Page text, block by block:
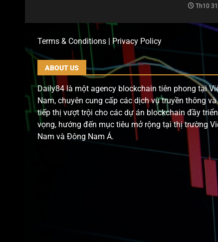
Th10
Terms & Conditions | Privacy Policy
ABOUT US
Daily84 là một agency blockchain tiên phong tại
Nam, chuyên cung cấp các dịch vụ truyền thông và
tiếp thị vượt trội cho các dự án blockchain đầy triển
vọng, hướng đến mục tiêu mở rộng tại thị trường
Nam và Đông Nam Á.